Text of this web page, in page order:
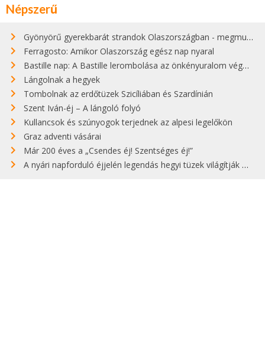
Népszerű
Gyönyörű gyerekbarát strandok Olaszországban - megmutatjuk a 15 legjobbat
Ferragosto: Amikor Olaszország egész nap nyaral
Bastille nap: A Bastille lerombolása az önkényuralom végét jelentette
Lángolnak a hegyek
Tombolnak az erdőtüzek Szicíliában és Szardínián
Szent Iván-éj – A lángoló folyó
Kullancsok és szúnyogok terjednek az alpesi legelőkön
Graz adventi vásárai
Már 200 éves a „Csendes éj! Szentséges éj!”
A nyári napforduló éjjelén legendás hegyi tüzek világítják meg Zugspitzét